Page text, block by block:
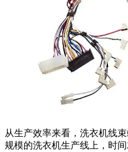
从生产效率来看，洗衣机线
规模的洗衣机生产线上，时